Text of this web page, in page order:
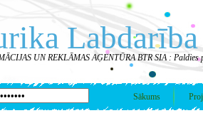
Labdarība
UN REKLĀMAS AĢENTŪRA BTR SIA : Paldies
Sākums